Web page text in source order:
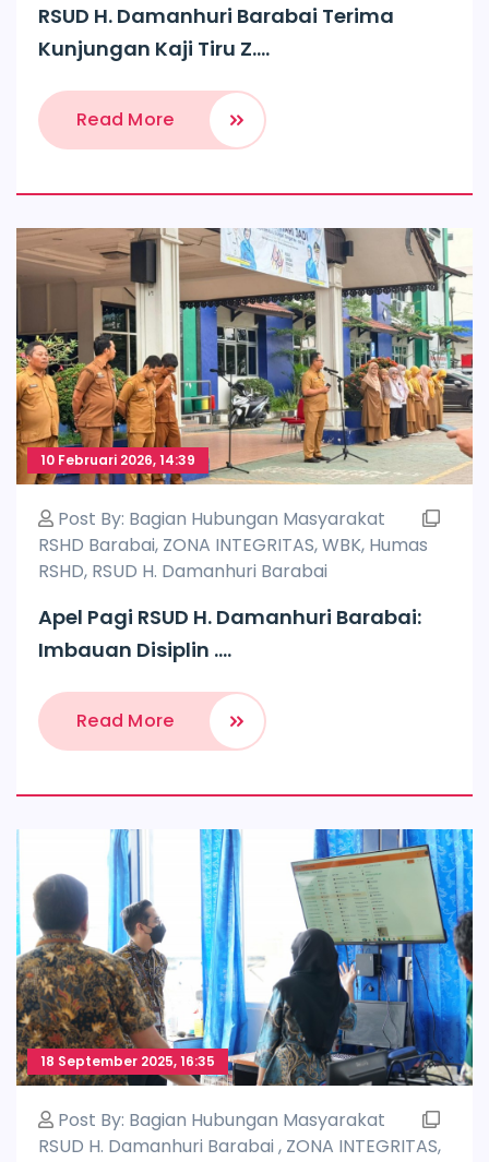
RSUD H. Damanhuri Barabai Terima
Kunjungan Kaji Tiru Z....
Read More
10 Februari 2026, 14:39
Post By: Bagian Hubungan Masyarakat
RSHD Barabai, ZONA INTEGRITAS,WBK, Humas
RSHD, RSUD H. Damanhuri Barabai
Apel Pagi RSUD H. Damanhuri Barabai:
Imbauan Disiplin ....
Read More
18 September 2025, 16:35
Post By: Bagian Hubungan Masyarakat
RSUD H. Damanhuri Barabai , ZONA INTEGRITAS,